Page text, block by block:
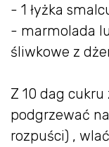
- 1 łyżka
- marmolada
śliwkowe z
Z 10 dag
podgrzewać
rozpuści) ,